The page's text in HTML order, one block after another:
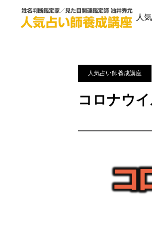
人
ブログ 人
人気占い師養成講座
コロナウ